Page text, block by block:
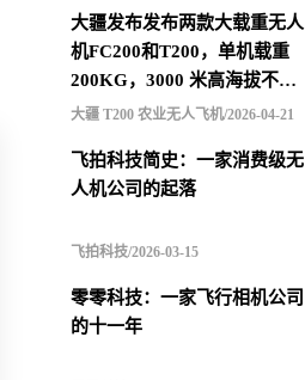
大疆发布发布两款大载重无人
机FC200和T200，单机载重
200KG，3000 米高海拔不减
载，支持四机联吊最多600KG
大疆 T200 农业无人飞机/2026-04-21
飞拍科技简史：一家消费级无
人机公司的起落
飞拍科技/2026-03-15
零零科技：一家飞行相机公司
的十一年